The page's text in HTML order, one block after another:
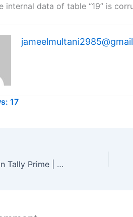
internal data of table “19” is
17
Alter Stock Units in Tally Prime | स्टॉक यूनिट में सुधार कैसे करें